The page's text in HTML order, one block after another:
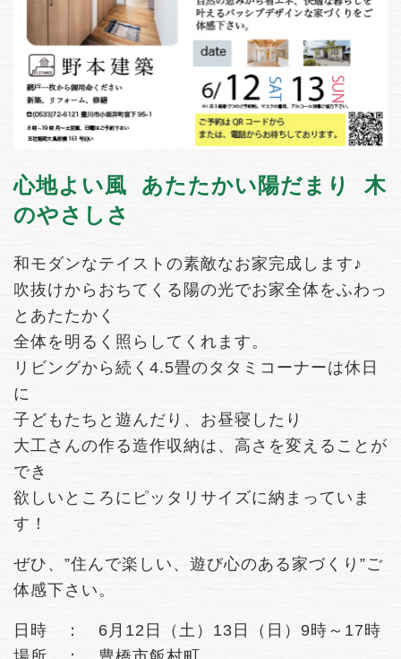
心地よい風 あたたかい陽だまり 木
のやさしさ
和モダンなテイストの素敵なお家完成します♪
吹抜けからおちてくる陽の光でお家全体をふわっ
とあたたかく
全体を明るく照らしてくれます。
リビングから続く4.5畳のタタミコーナーは休日
に
子どもたちと遊んだり、お昼寝したり
大工さんの作る造作収納は、高さを変えることが
でき
欲しいところにピッタリサイズに納まっていま
す！
ぜひ、”住んで楽しい、遊び心のある家づくり”ご
体感下さい。
日時 ： 6月12日（土）13日（日）9時～17時